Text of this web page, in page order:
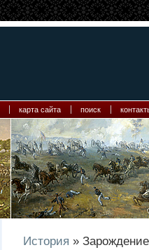
карта сайта поиск
История »